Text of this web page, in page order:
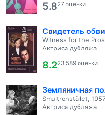
5.827 оценки
Свидетель
Witness for the
Актриса дубляжа
8.223 589 оценки
Земляничная
Smultronstället, 1957
Актриса дубляжа